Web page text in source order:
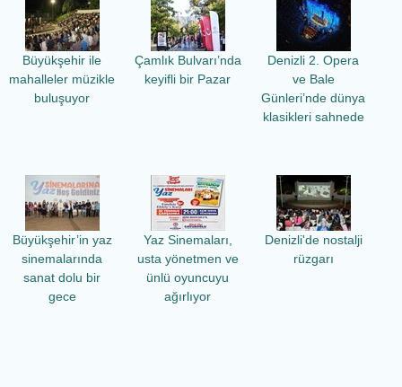
Büyükşehir ile
mahalleler müzikle
buluşuyor
Çamlık Bulvarı’nda
keyifli bir Pazar
Denizli 2. Opera
ve Bale
Günleri’nde dünya
klasikleri sahnede
Büyükşehir’in yaz
sinemalarında
sanat dolu bir
gece
Yaz Sinemaları,
usta yönetmen ve
ünlü oyuncuyu
ağırlıyor
Denizli'de nostalji
rüzgarı